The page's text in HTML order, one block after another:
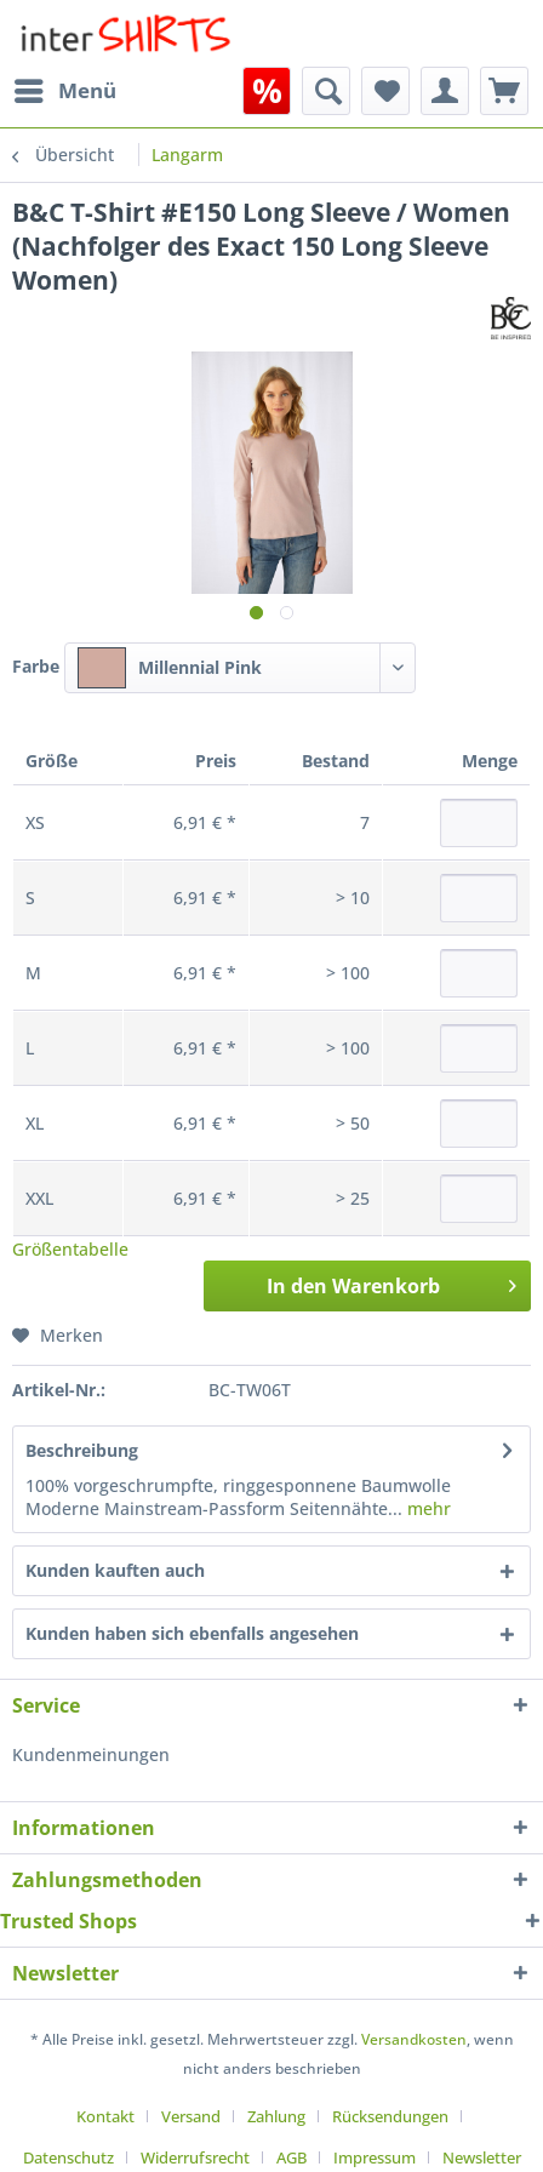
Menü
Übersicht Langarm
B&C T-Shirt #E150 Long Sleeve / Women
(Nachfolger des Exact 150 Long Sleeve
Women)
Farbe Millennial Pink
Größe Preis Bestand Menge
XS 6,91 € * 7
S 6,91 € * > 10
M 6,91 € * > 100
L 6,91 € * > 100
XL 6,91 € * > 50
XXL 6,91 € * > 25
Größentabelle
In den Warenkorb
Merken
Artikel-Nr.: BC-TW06T
Beschreibung
100% vorgeschrumpfte, ringgesponnene Baumwolle
Moderne Mainstream-Passform Seitennähte... mehr
Kunden kauften auch
Kunden haben sich ebenfalls angesehen
Service
Kundenmeinungen
Informationen
Zahlungsmethoden
Trusted Shops
Newsletter
* Alle Preise inkl. gesetzl. Mehrwertsteuer zzgl.Versandkosten, wenn
nicht anders beschrieben
Kontakt Versand Zahlung
Rücksendungen
Datenschutz
Widerrufsrecht AGB Impressum Newsletter